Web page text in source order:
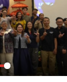
Settings
PIP